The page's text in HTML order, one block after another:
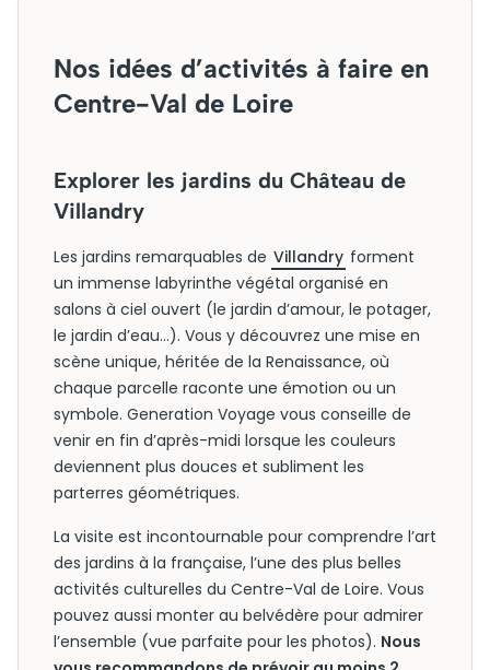
Nos idées d’activités à faire en
Centre-Val de Loire
Explorer les jardins du Château de
Villandry
Les jardins remarquables de Villandry forment
un immense labyrinthe végétal organisé en
salons à ciel ouvert (le jardin d’amour, le potager,
le jardin d’eau…). Vous y découvrez une mise en
scène unique, héritée de la Renaissance, où
chaque parcelle raconte une émotion ou un
symbole. Generation Voyage vous conseille de
venir en fin d’après-midi lorsque les couleurs
deviennent plus douces et subliment les
parterres géométriques.
La visite est incontournable pour comprendre l’art
des jardins à la française, l’une des plus belles
activités culturelles du Centre-Val de Loire. Vous
pouvez aussi monter au belvédère pour admirer
l’ensemble (vue parfaite pour les photos). Nous